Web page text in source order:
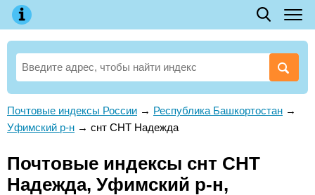
Почтовые индексы России → Республика Башкортостан →
Уфимский р-н → снт СНТ Надежда
Почтовые индексы снт СНТ
Надежда, Уфимский р-н,